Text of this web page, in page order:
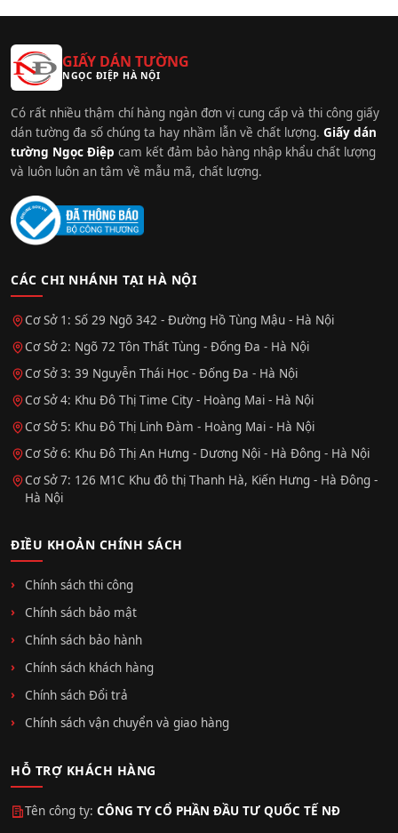
GIẤY DÁN TƯỜNG
NGỌC ĐIỆP HÀ NỘI
Có rất nhiều thậm chí hàng ngàn đơn vị cung cấp và thi công giấy
dán tường đa số chúng ta hay nhầm lẫn về chất lượng. Giấy dán
tường Ngọc Điệp cam kết đảm bảo hàng nhập khẩu chất lượng
và luôn luôn an tâm về mẫu mã, chất lượng.
CÁC CHI NHÁNH TẠI HÀ NỘI
Cơ Sở 1: Số 29 Ngõ 342 - Đường Hồ Tùng Mậu - Hà Nội
Cơ Sở 2: Ngõ 72 Tôn Thất Tùng - Đống Đa - Hà Nội
Cơ Sở 3: 39 Nguyễn Thái Học - Đống Đa - Hà Nội
Cơ Sở 4: Khu Đô Thị Time City - Hoàng Mai - Hà Nội
Cơ Sở 5: Khu Đô Thị Linh Đàm - Hoàng Mai - Hà Nội
Cơ Sở 6: Khu Đô Thị An Hưng - Dương Nội - Hà Đông - Hà Nội
Cơ Sở 7: 126 M1C Khu đô thị Thanh Hà, Kiến Hưng - Hà Đông -
Hà Nội
ĐIỀU KHOẢN CHÍNH SÁCH
Chính sách thi công
Chính sách bảo mật
Chính sách bảo hành
Chính sách khách hàng
Chính sách Đổi trả
Chính sách vận chuyển và giao hàng
HỖ TRỢ KHÁCH HÀNG
Tên công ty: CÔNG TY CỔ PHẦN ĐẦU TƯ QUỐC TẾ NĐ